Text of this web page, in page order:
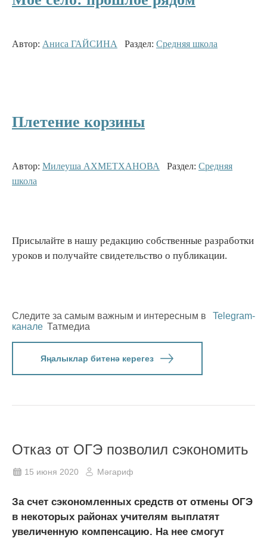
Автор: Аниса ГАЙСИНА Раздел: Средняя школа
Плетение корзины
Автор: Милеуша АХМЕТХАНОВА Раздел: Средняя
школа
Присылайте в нашу редакцию собственные разработки
уроков и получайте свидетельство о публикации.
Следите за самым важным и интересным в
Telegram-
канале Татмедиа
Яңалыклар битенә керегез
Отказ от ОГЭ позволил сэкономить
15 июня 2020 Мәгариф
За счет сэкономленных средств от отмены ОГЭ
в некоторых районах учителям выплатят
увеличенную компенсацию. На нее смогут